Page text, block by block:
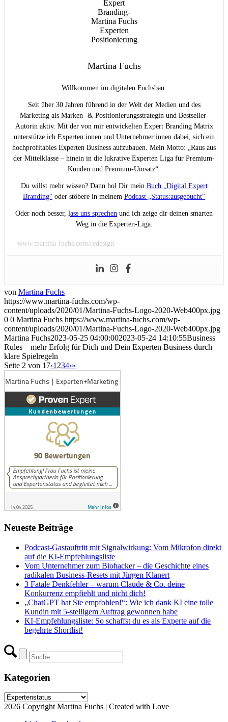
Martina Fuchs
Willkommen im digitalen Fuchsbau.
Seit über 30 Jahren führend in der Welt der Medien und des
Marketing als Marken- & Positionierungsstrategin und Bestseller-
Autorin aktiv. Mit der von mir entwickelten Expert Branding Matrix
unterstütze ich Experten:innen und Unternehmer:innen dabei, sich ein
hochprofitables Experten Business aufzubauen. Mein Motto: „Raus aus
der Mittelklasse – hinein in die lukrative Experten Liga für Premium-
Kunden und Premium-Umsatz“.
Du willst mehr wissen? Dann hol Dir mein Buch „Digital Expert
Branding“ oder stöbere in meinem Podcast „Status:ausgebucht“
Oder noch besser, lass uns sprechen und ich zeige dir deinen smarten
Weg in die Experten-Liga.
www.martina-fuchs.com/redesign
von Martina Fuchs
https://www.martina-fuchs.com/wp-
content/uploads/2020/01/Martina-Fuchs-Logo-2020-Web400px.jpg
0 0 Martina Fuchs https://www.martina-fuchs.com/wp-
content/uploads/2020/01/Martina-Fuchs-Logo-2020-Web400px.jpg
Martina Fuchs2023-05-25 04:00:002023-05-24 14:10:55Business
Rules – mehr Erfolg für Dich und Dein Experten Business durch
klare Spielregeln
Seite 2 von 17‹1 234›»
Neueste Beiträge
Podcast-Gastauftritt mit Signalwirkung: Vom Mikrofon direkt
auf die KI-Empfehlungsliste
Vom Unternehmer zum Biohacker – die Geschichte eines
radikalen Business-Resets mit Jürgen Klanert
3 Fatale Denkfehler – warum Claude & Co. deine
Konkurrenz empfiehlt und nicht dich!
„ChatGPT hat Sie empfohlen!“: Wie ich dank KI eine tolle
Kundin mit 5-stelligem Auftrag gewonnen habe
KI-Empfehlungsliste: So schaffst du es als Experte auf die
begehrte Shortlist!
Kategorien
Kategorien
2026 Copyright Martina Fuchs | Created with Love